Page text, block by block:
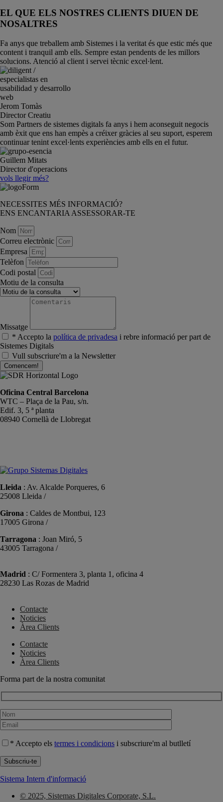
EL QUE ELS NOSTRES CLIENTS DIUEN DE
NOSALTRES
Fa anys que treballem amb Sistemes i la veritat és que estic més que
content i tranquil amb ells. Sempre estan pendents de les millors
solucions. Atenció al client i servei tècnic excel·lent.
Jerom Tomàs
Director Creatiu
Som Partners de sistemes digitals fa anys i hem aconseguit negocis
amb èxit que ens han empès a créixer gràcies al seu suport, esperem
continuar tenint excel·lents experiències amb ells en el futur.
Guillem Mitats
Director d'operacions
vols llegir més?
NECESSITES MÉS INFORMACIÓ?
ENS ENCANTARIA ASSESSORAR-TE
Nom
Correu electrònic
Empresa
Telèfon
Codi postal
Motiu de la consulta
Missatge
* Accepto la política de privadesa i rebre informació per part de
Sistemes Digitals
Vull subscriure'm a la Newsletter
Comencem!
Oficina Central Barcelona
WTC – Plaça de la Pau, s/n.
Edif. 3, 5 ª planta
08940 Cornellà de Llobregat
Lleida : Av. Alcalde Porqueres, 6
25008 Lleida /
Girona : Caldes de Montbui, 123
17005 Girona /
Tarragona : Joan Miró, 5
43005 Tarragona /
Madrid : C/ Formentera 3, planta 1, oficina 4
28230 Las Rozas de Madrid
Contacte
Noticies
Àrea Clients
Contacte
Noticies
Àrea Clients
Forma part de la nostra comunitat
* Accepto els termes i condicions i subscriure'm al butlletí
Sistema Intern d'informació
© 2025, Sistemas Digitales Corporate, S.L.